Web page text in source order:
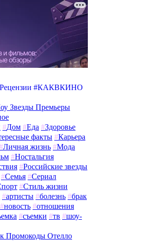
Рецензии #КАКВКИНО
Звезды Премьеры
#Дом #Еда #Здоровье
факты #Карьера
Личная жизнь #Мода
#Ностальгия
#Российские звезды
#Семья #Сериал
#Стиль жизни
#артисты #болезнь #брак
#новость #отношения
#съемки #тв #шоу-
Промокоды Отелло